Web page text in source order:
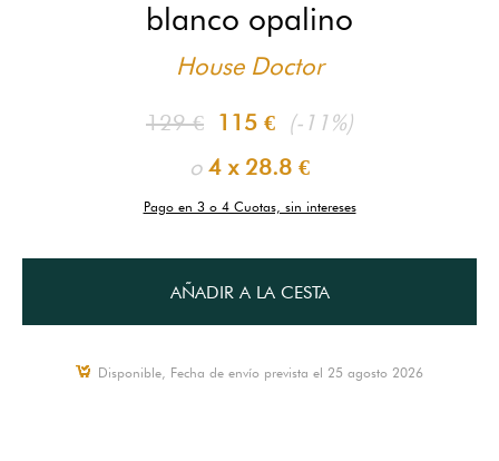
blanco opalino
House Doctor
129 € 115 € (-11%)
o4 x 28.8 €
Pago en 3 o 4 Cuotas, sin intereses
AÑADIR A LA CESTA
Disponible, Fecha de envío prevista el 25 agosto 2026